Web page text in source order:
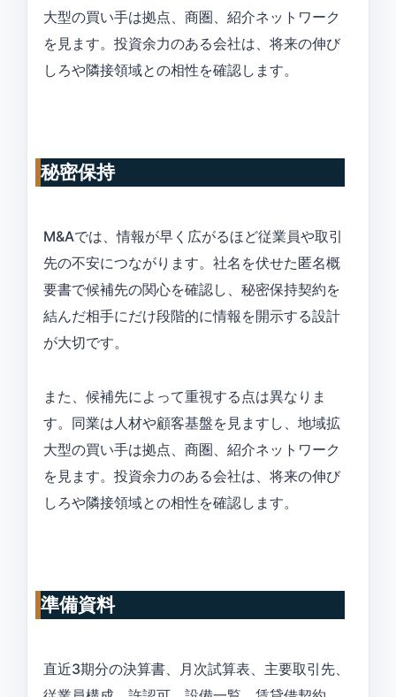
大型の買い手は拠点、商圏、紹介ネットワーク
を見ます。投資余力のある会社は、将来の伸び
しろや隣接領域との相性を確認します。
秘密保持
M&Aでは、情報が早く広がるほど従業員や取引
先の不安につながります。社名を伏せた匿名概
要書で候補先の関心を確認し、秘密保持契約を
結んだ相手にだけ段階的に情報を開示する設計
が大切です。
また、候補先によって重視する点は異なりま
す。同業は人材や顧客基盤を見ますし、地域拡
大型の買い手は拠点、商圏、紹介ネットワーク
を見ます。投資余力のある会社は、将来の伸び
しろや隣接領域との相性を確認します。
準備資料
直近3期分の決算書、月次試算表、主要取引先、